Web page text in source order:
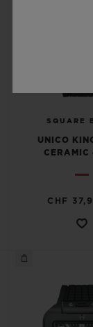
SQUARE
UNICO
CERAMIC
CHF